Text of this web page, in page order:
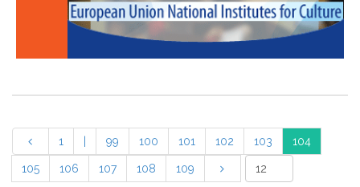
1 99 100 101 102 103 104
105 106 107 108 109